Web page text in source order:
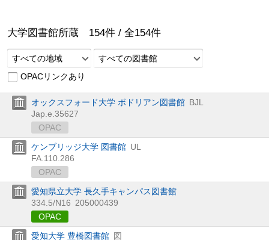
大学図書館所蔵 154件 / 全154件
すべての地域
すべての図書館
OPACリンクあり
オックスフォード大学 ボドリアン図書館 BJL
Jap.e.35627
OPAC
ケンブリッジ大学 図書館 UL
FA.110.286
OPAC
愛知県立大学 長久手キャンパス図書館
334.5/N16 205000439
OPAC
愛知大学 豊橋図書館 図